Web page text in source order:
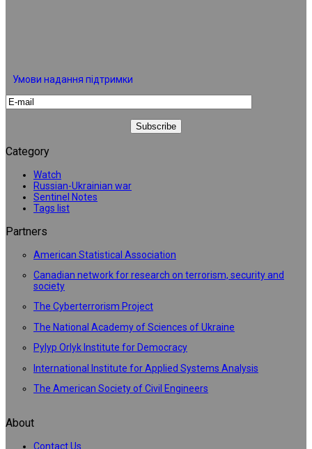
Умови надання підтримки
Category
Watch
Russian-Ukrainian war
Sentinel Notes
Tags list
Partners
American Statistical Association
Canadian network for research on terrorism, security and
society
The Cyberterrorism Project
The National Academy of Sciences of Ukraine
Pylyp Orlyk Institute for Democracy
International Institute for Applied Systems Analysis
The American Society of Civil Engineers
About
Contact Us